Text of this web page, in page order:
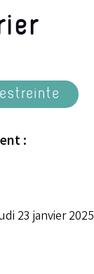
:
23 janvier 2025